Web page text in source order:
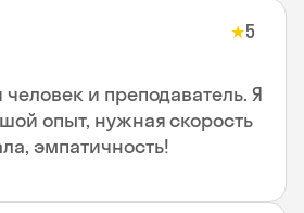
★5
и преподаватель. Я
опыт, нужная скорость
эмпатичность!